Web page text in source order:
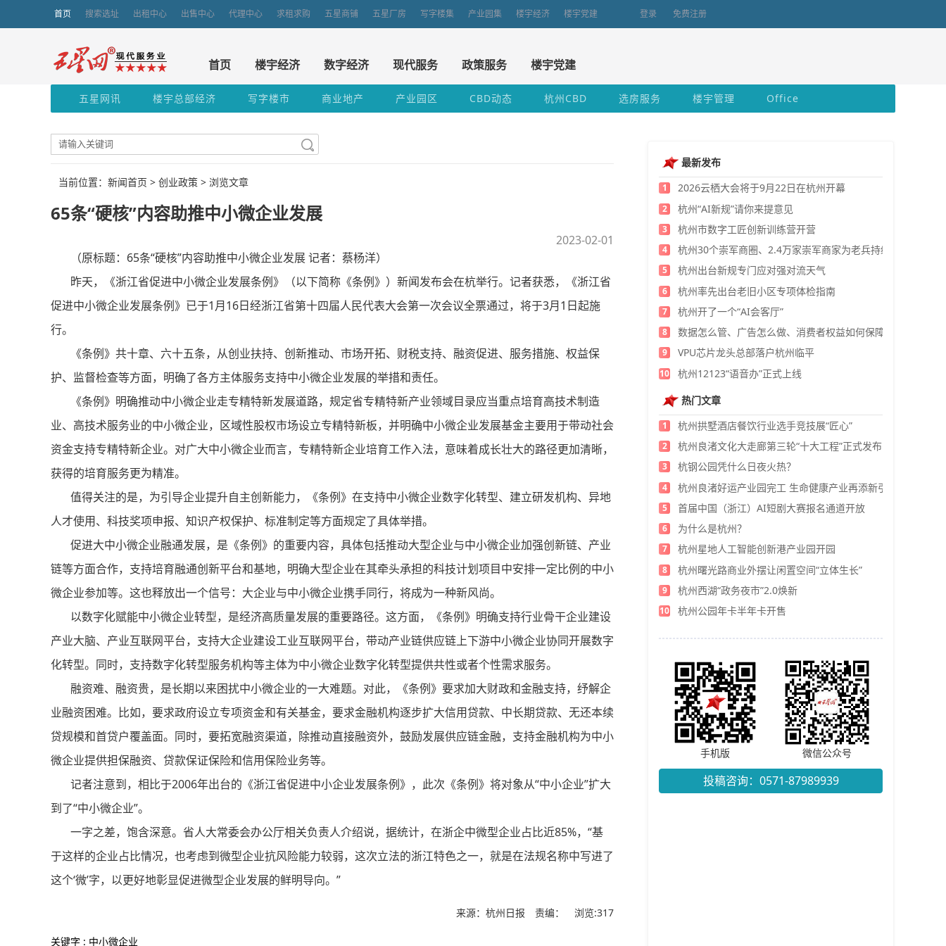
首页 搜索选址 出租中心 出售中心 代理中心 求租求购 五星商铺 五星厂房 写字楼集 产业园集 楼宇经济 楼宇党建 登录 免费注册
首页 楼宇经济 数字经济 现代服务 政策服务 楼宇党建
五星网讯 楼宇总部经济 写字楼市 商业地产 产业园区 CBD动态 杭州CBD 选房服务 楼宇管理 Office
当前位置：新闻首页 > 创业政策 > 浏览文章
65条“硬核”内容助推中小微企业发展
2023-02-01
（原标题：65条“硬核”内容助推中小微企业发展 记者：蔡杨洋）
昨天，《浙江省促进中小微企业发展条例》（以下简称《条例》）新闻发布会在杭举行。记者获悉，《浙江省
促进中小微企业发展条例》已于1月16日经浙江省第十四届人民代表大会第一次会议全票通过，将于3月1日起施
行。
《条例》共十章、六十五条，从创业扶持、创新推动、市场开拓、财税支持、融资促进、服务措施、权益保
护、监督检查等方面，明确了各方主体服务支持中小微企业发展的举措和责任。
《条例》明确推动中小微企业走专精特新发展道路，规定省专精特新产业领域目录应当重点培育高技术制造
业、高技术服务业的中小微企业，区域性股权市场设立专精特新板，并明确中小微企业发展基金主要用于带动社会
资金支持专精特新企业。对广大中小微企业而言，专精特新企业培育工作入法，意味着成长壮大的路径更加清晰，
获得的培育服务更为精准。
值得关注的是，为引导企业提升自主创新能力，《条例》在支持中小微企业数字化转型、建立研发机构、异地
人才使用、科技奖项申报、知识产权保护、标准制定等方面规定了具体举措。
促进大中小微企业融通发展，是《条例》的重要内容，具体包括推动大型企业与中小微企业加强创新链、产业
链等方面合作，支持培育融通创新平台和基地，明确大型企业在其牵头承担的科技计划项目中安排一定比例的中小
微企业参加等。这也释放出一个信号：大企业与中小微企业携手同行，将成为一种新风尚。
以数字化赋能中小微企业转型，是经济高质量发展的重要路径。这方面，《条例》明确支持行业骨干企业建设
产业大脑、产业互联网平台，支持大企业建设工业互联网平台，带动产业链供应链上下游中小微企业协同开展数字
化转型。同时，支持数字化转型服务机构等主体为中小微企业数字化转型提供共性或者个性需求服务。
融资难、融资贵，是长期以来困扰中小微企业的一大难题。对此，《条例》要求加大财政和金融支持，纾解企
业融资困难。比如，要求政府设立专项资金和有关基金，要求金融机构逐步扩大信用贷款、中长期贷款、无还本续
贷规模和首贷户覆盖面。同时，要拓宽融资渠道，除推动直接融资外，鼓励发展供应链金融，支持金融机构为中小
微企业提供担保融资、贷款保证保险和信用保险业务等。
记者注意到，相比于2006年出台的《浙江省促进中小企业发展条例》，此次《条例》将对象从“中小企业”扩大
到了“中小微企业”。
一字之差，饱含深意。省人大常委会办公厅相关负责人介绍说，据统计，在浙企中微型企业占比近85%，“基
于这样的企业占比情况，也考虑到微型企业抗风险能力较弱，这次立法的浙江特色之一，就是在法规名称中写进了
这个‘微’字，以更好地彰显促进微型企业发展的鲜明导向。”
来源：杭州日报 责编： 浏览:317
关键字 : 中小微企业
最新发布
1 2026云栖大会将于9月22日在杭州开幕
2 杭州“AI新规”请你来提意见
3 杭州市数字工匠创新训练营开营
4 杭州30个崇军商圈、2.4万家崇军商家为老兵持续发福利
5 杭州出台新规专门应对强对流天气
6 杭州率先出台老旧小区专项体检指南
7 杭州开了一个“AI会客厅”
8 数据怎么管、广告怎么做、消费者权益如何保障？
9 VPU芯片龙头总部落户杭州临平
10
杭州12123“语音办”正式上线
热门文章
1 杭州拱墅酒店餐饮行业选手竞技展“匠心”
2 杭州良渚文化大走廊第三轮“十大工程”正式发布
3 杭钢公园凭什么日夜火热？
4 杭州良渚好运产业园完工 生命健康产业再添新引擎
5 首届中国（浙江）AI短剧大赛报名通道开放
6 为什么是杭州？
7 杭州星地人工智能创新港产业园开园
8 杭州曙光路商业外摆让闲置空间“立体生长”
9 杭州西湖“政务夜市”2.0焕新
10 杭州公园年卡半年卡开售
手机版 微信公众号
投稿咨询：0571-87989939